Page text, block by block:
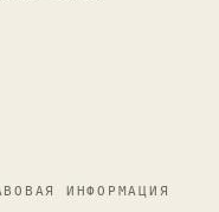
ИНФОРМАЦИЯ